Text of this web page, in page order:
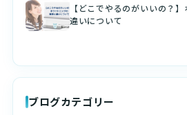
【どこでやるのがいいの？
違いについて
ブログカテゴリー